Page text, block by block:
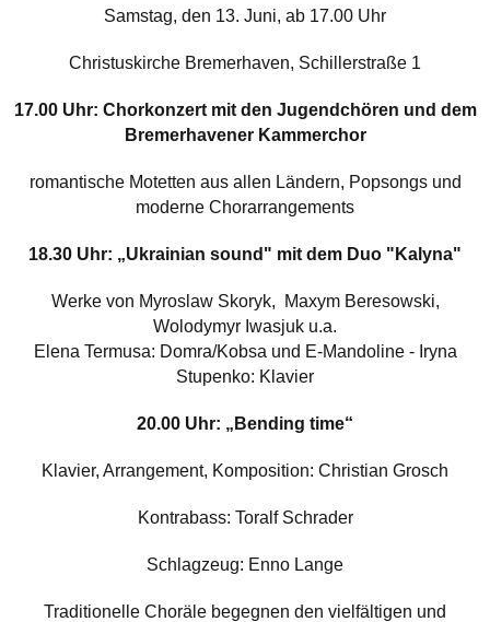
Samstag, den 13. Juni, ab 17.00 Uhr
Christuskirche Bremerhaven, Schillerstraße 1
17.00 Uhr: Chorkonzert mit den Jugendchören und dem
Bremerhavener Kammerchor
romantische Motetten aus allen Ländern, Popsongs und
moderne Chorarrangements
18.30 Uhr: „Ukrainian sound" mit dem Duo "Kalyna"
Werke von Myroslaw Skoryk, Maxym Beresowski,
Wolodymyr Iwasjuk u.a.
Elena Termusa: Domra/Kobsa und E-Mandoline - Iryna
Stupenko: Klavier
20.00 Uhr: „Bending time“
Klavier, Arrangement, Komposition: Christian Grosch
Kontrabass: Toralf Schrader
Schlagzeug: Enno Lange
Traditionelle Choräle begegnen den vielfältigen und